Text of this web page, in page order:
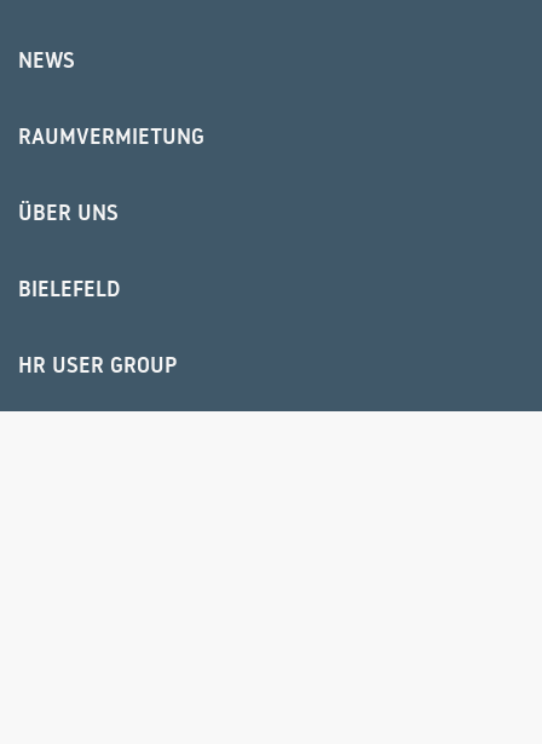
NEWS
RAUMVERMIETUNG
ÜBER UNS
BIELEFELD
HR USER GROUP